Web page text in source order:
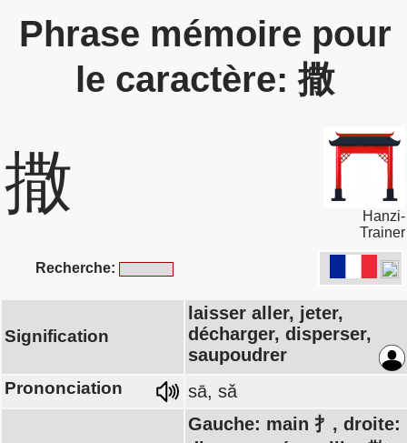
Phrase mémoire pour
le caractère: 撒
撒
Hanzi-
Trainer
Recherche:
Signification
laisser aller, jeter,
décharger, disperser,
saupoudrer
Prononciation sā, sǎ
Gauche: main 扌, droite: